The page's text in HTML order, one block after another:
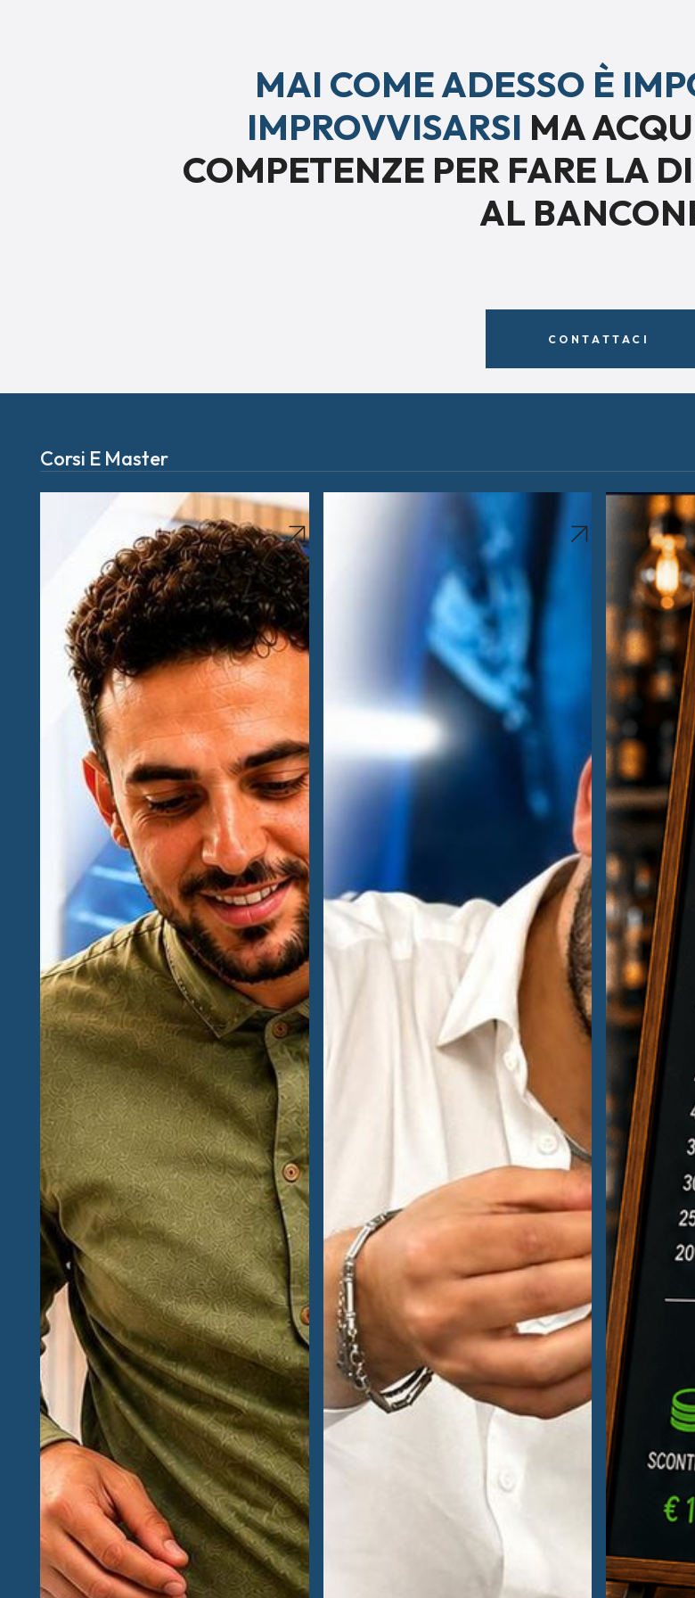
MAI COME ADESSO È
IMPROVVISARSI MA
COMPETENZE PER FARE LA
AL
CONTATTACI
Corsi E Master